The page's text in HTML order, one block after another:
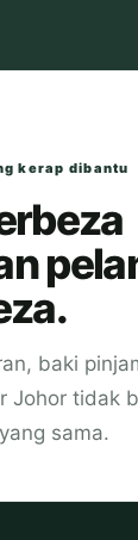
kerap dibantu
baki
Johor tidak
sama.